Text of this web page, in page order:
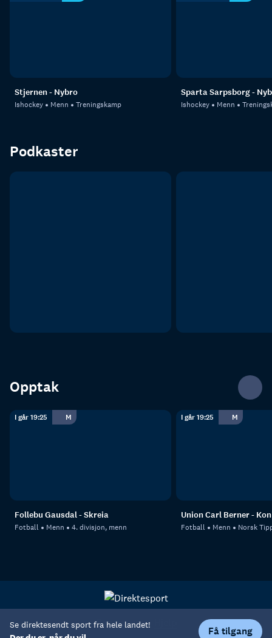
Se direktesendt sport fra hele landet!
Få tilgang
Stjernen - Nybro
Ishockey Menn Treningskamp
Sparta Sarpsborg -
Ishockey Menn
Podkaster
Opptak
I går 19:25 M
Follebu Gausdal - Skreia
Fotball Menn 4. divisjon, menn
I går 19:25 M
Union Carl Berner -
Fotball Menn Norsk
Personvern